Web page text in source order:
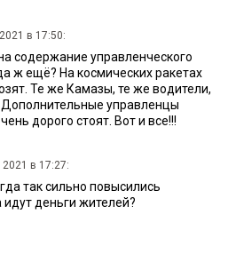
в 17:50:
содержание управленческого
ж ещё? На космических ракетах
Те же Камазы, те же водители,
Дополнительные управленцы
дорого стоят. Вот и все!!!
2021 в 17:27:
так сильно повысились
деньги жителей?